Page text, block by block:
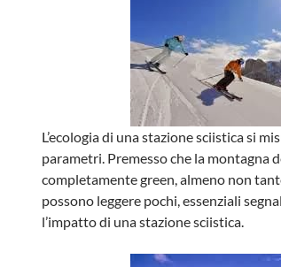
L’ecologia di una stazione sciistica si
parametri. Premesso che la montagna
completamente green, almeno non
possono leggere pochi, essenziali
l’impatto di una stazione sciistica.